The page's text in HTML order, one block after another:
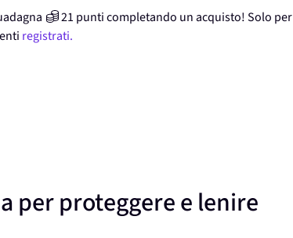
21 punticompletando un acquisto! Solo per
registrati.
per proteggere e lenire